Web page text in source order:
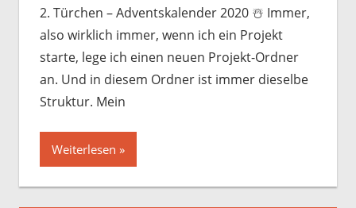
2. Türchen – Adventskalender 2020 ☃️️ Immer,
also wirklich immer, wenn ich ein Projekt
starte, lege ich einen neuen Projekt-Ordner
an. Und in diesem Ordner ist immer dieselbe
Struktur. Mein
Weiterlesen